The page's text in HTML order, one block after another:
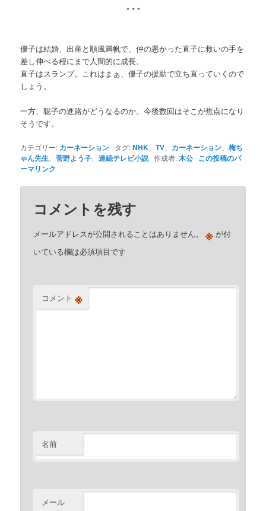
* * *
優子は結婚、出産と順風満帆で、仲の悪かった直子に救いの手を
差し伸べる程にまで人間的に成長。
直子はスランプ。これはまぁ、優子の援助で立ち直っていくので
しょう。
一方、聡子の進路がどうなるのか。今後数回はそこが焦点になり
そうです。
カテゴリー: カーネーション タグ:NHK 、TV カーネーション 、梅ち
ゃん先生 、菅野よう子 、連続テレビ小説 作成者:木公 この投稿のパ
ーマリンク
コメントを残す
メールアドレスが公開されることはありません。 ※ が付
いている欄は必須項目です
コメント ※
名前
メール